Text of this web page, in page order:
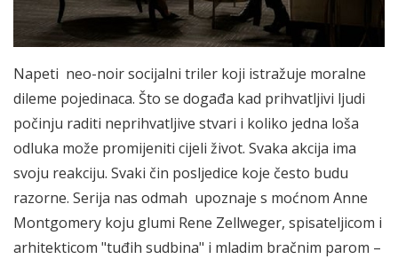
Napeti neo-noir socijalni triler koji istražuje moralne
dileme pojedinaca. Što se događa kad prihvatljivi ljudi
počinju raditi neprihvatljive stvari i koliko jedna loša
odluka može promijeniti cijeli život. Svaka akcija ima
svoju reakciju. Svaki čin posljedice koje često budu
razorne. Serija nas odmah upoznaje s moćnom Anne
Montgomery koju glumi Rene Zellweger, spisateljicom i
arhitekticom "tuđih sudbina" i mladim bračnim parom –